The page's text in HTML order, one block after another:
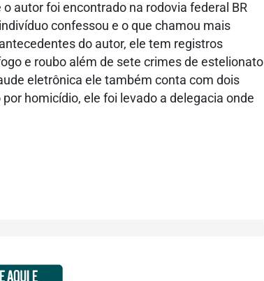
autor foi encontrado na rodovia federal BR
confessou e o que chamou mais
do autor, ele tem registros
e roubo além de sete crimes de estelionato
eletrônica ele também conta com dois
homicídio, ele foi levado a delegacia onde